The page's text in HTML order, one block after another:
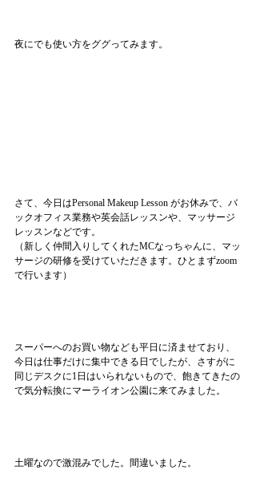
夜にでも使い方をググってみます。
さて、今日はPersonal Makeup Lesson がお休みで、バ
ックオフィス業務や英会話レッスンや、マッサージ
レッスンなどです。
（新しく仲間入りしてくれたMCなっちゃんに、マッ
サージの研修を受けていただきます。ひとまずzoom
で行います）
スーパーへのお買い物なども平日に済ませており、
今日は仕事だけに集中できる日でしたが、さすがに
同じデスクに1日はいられないもので、飽きてきたの
で気分転換にマーライオン公園に来てみました。
土曜なので激混みでした。間違いました。